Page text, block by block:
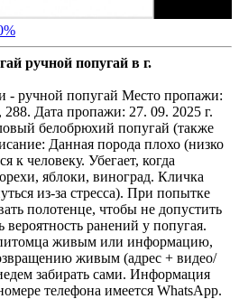
ручной попугай в г.
- ручной попугай Место пропажи:
288. Дата пропажи: 27. 09. 2025 г.
белобрюхий попугай (также
Данная порода плохо (низко
к человеку. Убегает, когда
яблоки, виноград. Кличка
из-за стресса). При попытке
полотенце, чтобы не допустить
ранений у попугая.
живым или информацию,
живым (адрес + видео/
забирать сами. Информация
телефона имеется WhatsApp.